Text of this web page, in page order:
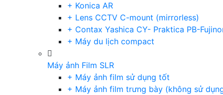
+ Konica AR
+ Lens CCTV C-mount (mirrorless)
+ Contax Yashica CY- Praktica PB-
+ Máy du lịch compact
Máy ảnh Film SLR
+ Máy ảnh film sử dụng tốt
+ Máy ảnh film trưng bày (không sử